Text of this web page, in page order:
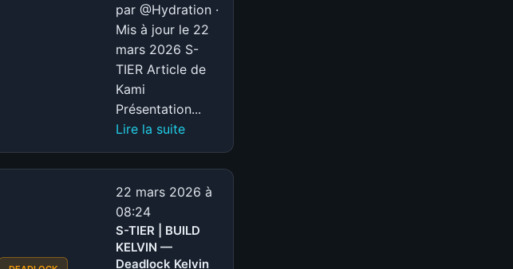
par @Hydration ·
Mis à jour le 22
mars 2026 S-
TIER Article de
Kami
Présentation...
Lire la suite:
TIER
|
DAME
22 mars 2026 à
08:24
S-TIER | BUILD
KELVIN —
Deadlock Kelvin